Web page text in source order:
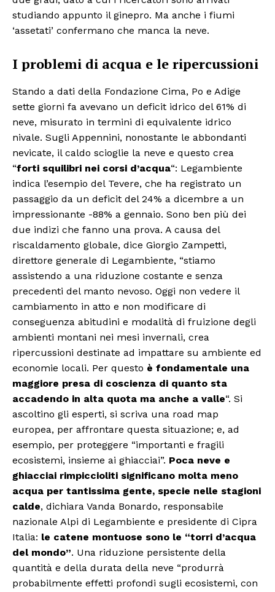
studiando appunto il ginepro. Ma anche i fiumi
‘assetati’ confermano che manca la neve.
I problemi di acqua e le ripercussioni
Stando a dati della Fondazione Cima, Po e Adige
sette giorni fa avevano un deficit idrico del 61% di
neve, misurato in termini di equivalente idrico
nivale. Sugli Appennini, nonostante le abbondanti
nevicate, il caldo scioglie la neve e questo crea
“forti squilibri nei corsi d’acqua“: Legambiente
indica l’esempio del Tevere, che ha registrato un
passaggio da un deficit del 24% a dicembre a un
impressionante -88% a gennaio. Sono ben più dei
due indizi che fanno una prova. A causa del
riscaldamento globale, dice Giorgio Zampetti,
direttore generale di Legambiente, “stiamo
assistendo a una riduzione costante e senza
precedenti del manto nevoso. Oggi non vedere il
cambiamento in atto e non modificare di
conseguenza abitudini e modalità di fruizione degli
ambienti montani nei mesi invernali, crea
ripercussioni destinate ad impattare su ambiente ed
economie locali. Per questo è fondamentale una
maggiore presa di coscienza di quanto sta
accadendo in alta quota ma anche a valle“. Si
ascoltino gli esperti, si scriva una road map
europea, per affrontare questa situazione; e, ad
esempio, per proteggere “importanti e fragili
ecosistemi, insieme ai ghiacciai”. Poca neve e
ghiacciai rimpiccioliti significano molta meno
acqua per tantissima gente, specie nelle stagioni
calde, dichiara Vanda Bonardo, responsabile
nazionale Alpi di Legambiente e presidente di Cipra
Italia: le catene montuose sono le “torri d’acqua
del mondo”. Una riduzione persistente della
quantità e della durata della neve “produrrà
probabilmente effetti profondi sugli ecosistemi, con